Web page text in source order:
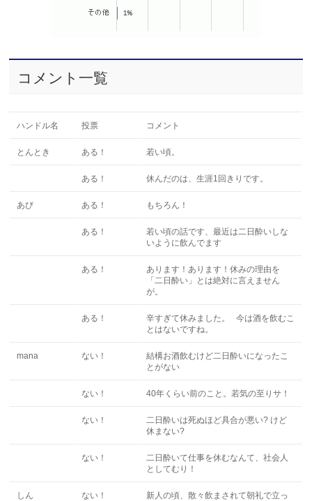
コメント一覧
ハンドル名 投票 コメント
とんとき ある！ 若い頃。
ある！ 休んだのは、生涯1回きりです。
あび ある！ もちろん！
ある！
若い頃の話です、最近は二日酔いしな
いように飲んでます
ある！
あります！あります！休みの理由を
「二日酔い」とは絶対に言えません
が。
ある！
辛すぎて休みました。 今は酒を飲むこ
とはないですね。
mana ない！
結構お酒飲むけど二日酔いになったこ
とがない
ない！ 40年くらい前のこと。若気の至りサ！
ない！
二日酔いは死ぬほど具合が悪い? けど
休まない?
ない！
二日酔いて仕事を休むなんて、社会人
としてむり！
しん ない！
新人の頃、散々飲まされて朝礼で立っ